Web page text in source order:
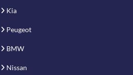
Kia
Peugeot
BMW
Nissan